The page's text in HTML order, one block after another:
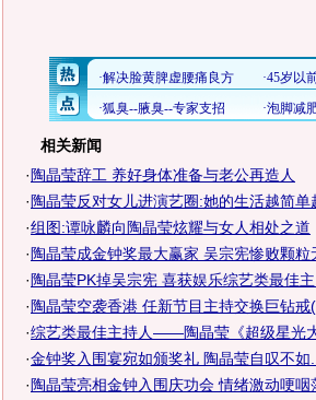
相关新闻
· 陶晶莹辞工 养好身体准备与老公再造人
· 陶晶莹反对女儿进演艺圈:她的生活越简单
·组图:谭咏麟向陶晶莹炫耀与女人相处之道
· 陶晶莹成金钟奖最大赢家 吴宗宪惨败颗粒
· 陶晶莹PK掉吴宗宪 喜获娱乐综艺类最佳主
· 陶晶莹空袭香港 任新节目主持交换巨钻戒
·综艺类最佳主持人——陶晶莹《超级星光大
·金钟奖入围宴宛如颁奖礼 陶晶莹自叹不如...
· 陶晶莹亮相金钟入围庆功会 情绪激动哽咽